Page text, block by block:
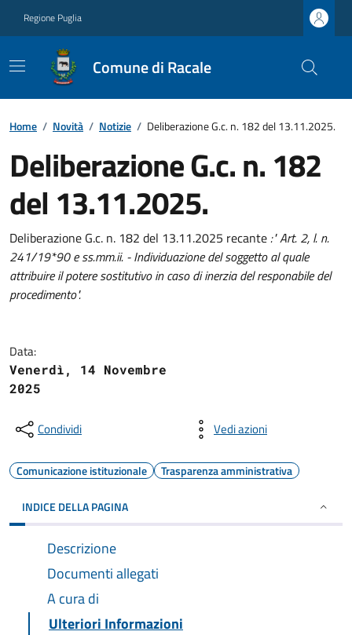
Regione Puglia
Comune di Racale
Home / Novità / Notizie / Deliberazione G.c. n. 182 del 13.11.2025.
Deliberazione G.c. n. 182
del 13.11.2025.
Deliberazione G.c. n. 182 del 13.11.2025 recante:" Art. 2, l. n.
241/19*90 e ss.mm.ii. - Individuazione del soggetto al quale
attribuire il potere sostitutivo in caso di inerzia del responabile del
procedimento".
Data:
Venerdì, 14 Novembre
2025
Condividi Vedi azioni
Comunicazione istituzionale Trasparenza amministrativa
INDICE DELLA PAGINA
Descrizione
Documenti allegati
A cura di
Ulteriori Informazioni